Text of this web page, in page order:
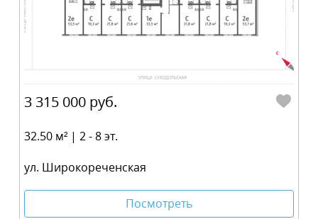
3 315 000 руб.
32.50 м² | 2 - 8 эт.
ул. Широкореченская
Посмотреть